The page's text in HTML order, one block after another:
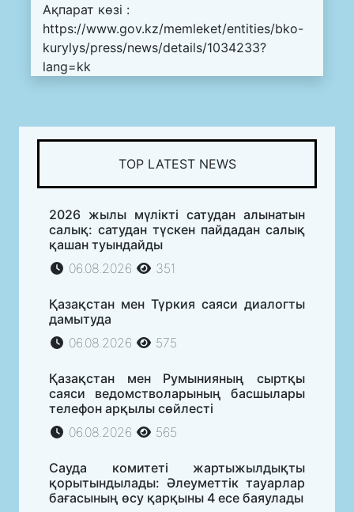
Ақпарат көзі :
https://www.gov.kz/memleket/entities/bko-
kurylys/press/news/details/1034233?
lang=kk
TOP LATEST NEWS
2026 жылы мүлікті сатудан алынатын
салық: сатудан түскен пайдадан салық
қашан туындайды
06.08.2026
351
Қазақстан мен Түркия саяси диалогты
дамытуда
06.08.2026
575
Қазақстан мен Румынияның сыртқы
саяси ведомстволарының басшылары
телефон арқылы сөйлесті
06.08.2026
565
Сауда комитеті жартыжылдықты
қорытындылады: Әлеуметтік тауарлар
бағасының өсу қарқыны 4 есе баяулады